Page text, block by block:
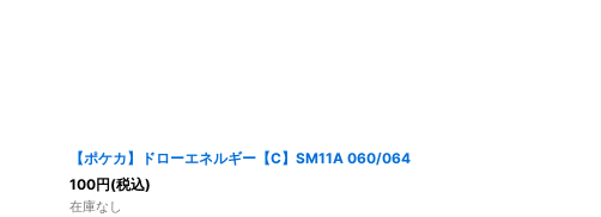
【ポケカ】ドローエネルギー【C】SM11A 060/064
100円(税込)
在庫なし